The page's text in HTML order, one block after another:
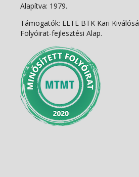
Alapítva: 1979.
Támogatók: ELTE BTK Kari
Folyóirat-fejlesztési Alap.